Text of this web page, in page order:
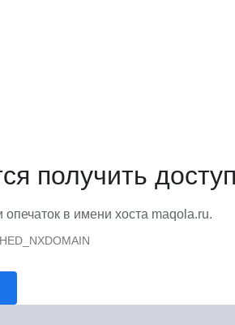
получить
опечаток в имени хоста maqola.ru.